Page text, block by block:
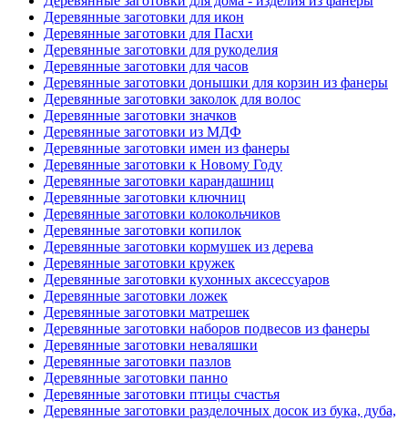
Деревянные заготовки для икон
Деревянные заготовки для Пасхи
Деревянные заготовки для рукоделия
Деревянные заготовки для часов
Деревянные заготовки донышки для корзин из фанеры
Деревянные заготовки заколок для волос
Деревянные заготовки значков
Деревянные заготовки из МДФ
Деревянные заготовки имен из фанеры
Деревянные заготовки к Новому Году
Деревянные заготовки карандашниц
Деревянные заготовки ключниц
Деревянные заготовки колокольчиков
Деревянные заготовки копилок
Деревянные заготовки кормушек из дерева
Деревянные заготовки кружек
Деревянные заготовки кухонных аксессуаров
Деревянные заготовки ложек
Деревянные заготовки матрешек
Деревянные заготовки наборов подвесов из фанеры
Деревянные заготовки неваляшки
Деревянные заготовки пазлов
Деревянные заготовки панно
Деревянные заготовки птицы счастья
Деревянные заготовки разделочных досок из бука, дуба,